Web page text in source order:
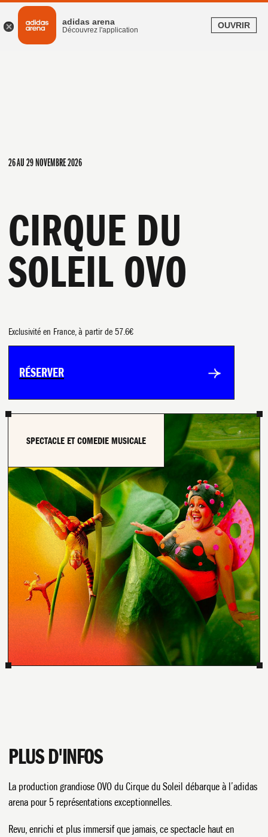
adidas arena
Découvrez l'application OUVRIR
Offrez du show, du vrai, avec la e-carte cadeau adidas arena. En savoir plus
26 AU 29 NOVEMBRE 2026
CIRQUE DU
SOLEIL OVO
Exclusivité en France, à partir de 57.6€
RÉSERVER
SPECTACLE ET COMEDIE MUSICALE
PLUS D'INFOS
La production grandiose OVO du Cirque du Soleil débarque à l’adidas
arena pour 5 représentations exceptionnelles.
Revu, enrichi et plus immersif que jamais, ce spectacle haut en